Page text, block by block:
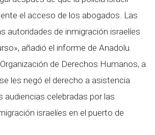
el acceso de los abogados. Las
autoridades de inmigración israelíes
añadió el informe de Anadolu.
de Derechos Humanos, a
les negó el derecho a asistencia
audiencias celebradas por las
israelíes en el puerto de